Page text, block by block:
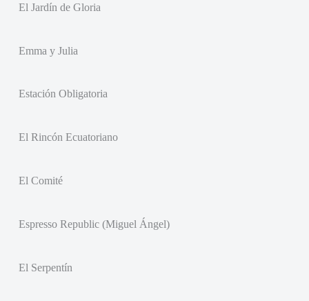
El Jardín de Gloria
Emma y Julia
Estación Obligatoria
El Rincón Ecuatoriano
El Comité
Espresso Republic (Miguel Ángel)
El Serpentín